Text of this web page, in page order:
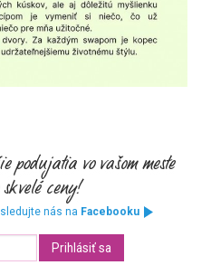
sledujte nás na Facebooku